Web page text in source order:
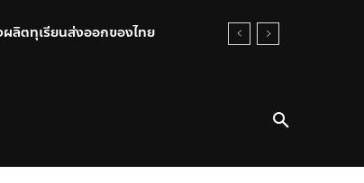
ลิตทุเรียนส่งออกของไทย